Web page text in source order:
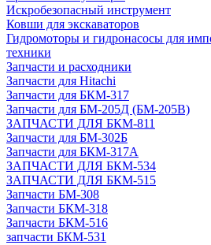
Искробезопасный инструмент
Ковши для экскаваторов
Гидромоторы и гидронасосы для
техники
Запчасти и расходники
Запчасти для Hitachi
Запчасти для БКМ-317
Запчасти для БМ-205Д (БМ-205В)
ЗАПЧАСТИ ДЛЯ БКМ-811
Запчасти для БМ-302Б
Запчасти для БКМ-317А
ЗАПЧАСТИ ДЛЯ БКМ-534
ЗАПЧАСТИ ДЛЯ БКМ-515
Запчасти БМ-308
Запчасти БКМ-318
Запчасти БКМ-516
запчасти БКМ-531